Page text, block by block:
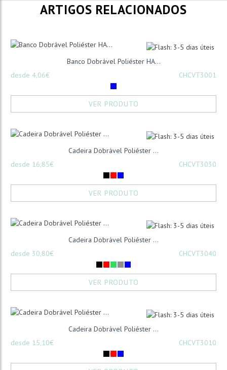
ARTIGOS RELACIONADOS
Banco Dobrável Poliéster HA...
desde 4,06€
CHCVT3001
VER PRODUTO
Cadeira Dobrável Poliéster ...
desde 16,85€
CHCVT3030
VER PRODUTO
Cadeira Dobrável Poliéster ...
desde 30,80€
CHCVT3040
VER PRODUTO
Cadeira Dobrável Poliéster ...
desde 15,10€
CHCVT3010